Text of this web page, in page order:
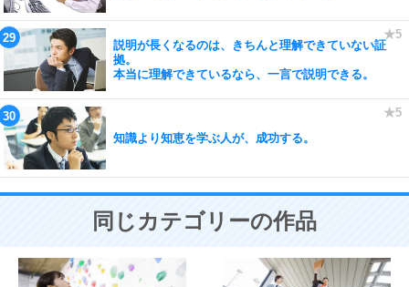
説明が長くなるのは、きちんと理解できていない証
拠。
本当に理解できているなら、一言で説明できる。
知識より知恵を学ぶ人が、成功する。
同じカテゴリーの作品